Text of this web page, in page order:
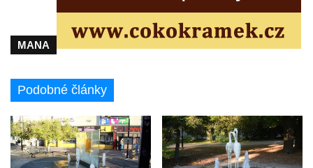
Kašna před sochou Albrechta z Valdštejna v
parku v Lázních Libverda
Kašna v zámecké zahradě v Liběchově
schodištěm v zahradě zámku v Ploskovicích
Malá kašna vpravo v terasní zdi pod
schodištěm v zahradě zámku v Ploskovicích
Kašna v dolní (hlavní) zahradě zámku v
MANA
Podobné články